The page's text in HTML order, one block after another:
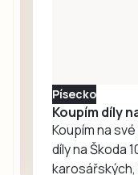
Písecko
Koupím díly
Koupím na
díly na Škoda